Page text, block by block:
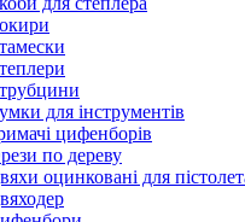
для інструментів
цифенборів
по дереву
оцинковані для